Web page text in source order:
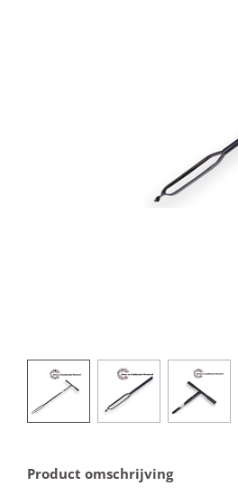
Product omschrijving